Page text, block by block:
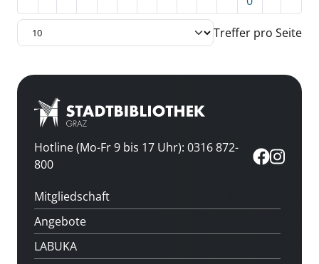
Treffer pro Seite
Hotline (Mo-Fr 9 bis 17 Uhr): 0316 872-
800
Mitgliedschaft
Angebote
LABUKA